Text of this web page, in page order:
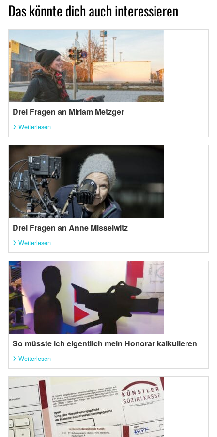
Das könnte dich auch interessieren
Drei Fragen an Miriam Metzger
Weiterlesen
Drei Fragen an Anne Misselwitz
Weiterlesen
So müsste ich eigentlich mein Honorar kalkulieren
Weiterlesen